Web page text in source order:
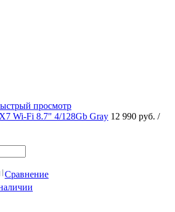
просмотр
Wi-Fi 8.7" 4/128Gb Gray 12 990 руб. /
Сравнение